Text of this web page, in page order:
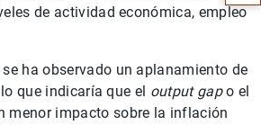
de actividad económica, empleo
ha observado un aplanamiento de
que indicaría que el output gapo el
menor impacto sobre la inflación